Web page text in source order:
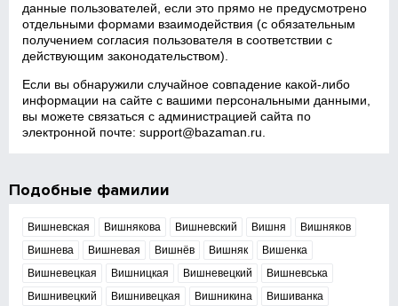
данные пользователей, если это прямо не предусмотрено
отдельными формами взаимодействия (с обязательным
получением согласия пользователя в соответствии с
действующим законодательством).
Если вы обнаружили случайное совпадение какой‑либо
информации на сайте с вашими персональными данными,
вы можете связаться с администрацией сайта по
электронной почте:support@bazaman.ru
Подобные фамилии
Вишневская Вишнякова Вишневский Вишня
Вишняков
Вишнева
Вишневая Вишнёв Вишняк
Вишенка
Вишневецкая
Вишницкая Вишневецкий
Вишневська
Вишнивецкий
Вишнивецкая Вишникина Вишиванка